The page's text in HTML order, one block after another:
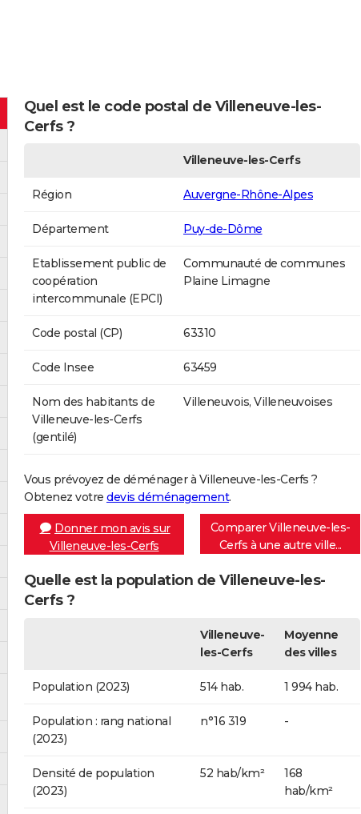
Quel est le code postal de Villeneuve-les-
Cerfs ?
Villeneuve-les-Cerfs
Région Auvergne-Rhône-Alpes
Département Puy-de-Dôme
Etablissement public de
coopération
intercommunale (EPCI)
Communauté de communes
Plaine Limagne
Code postal (CP) 63310
Code Insee 63459
Nom des habitants de
Villeneuve-les-Cerfs
(gentilé)
Villeneuvois, Villeneuvoises
Vous prévoyez de déménager à Villeneuve-les-Cerfs ?
Obtenez votre devis déménagement.
Donner mon avis sur
Villeneuve-les-Cerfs
Comparer Villeneuve-les-
Cerfs à une autre ville...
Quelle est la population de Villeneuve-les-
Cerfs ?
Villeneuve-
les-Cerfs
Moyenne
des villes
Population (2023) 514 hab. 1 994 hab.
Population : rang national
(2023)
n°16 319 -
Densité de population
(2023)
52 hab/km²
168
hab/km²